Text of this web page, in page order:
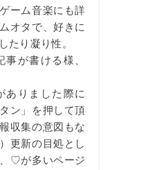
ーム音楽にも詳
オタで、好きに
たり凝り性。
が書ける様、
ありました際に
ン」を押して頂
収集の意図もな
更新の目処とし
♡が多いページ